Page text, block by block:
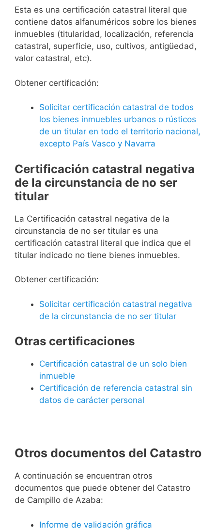
Esta es una certificación catastral literal que
contiene datos alfanuméricos sobre los bienes
inmuebles (titularidad, localización, referencia
catastral, superficie, uso, cultivos, antigüedad,
valor catastral, etc).
Obtener certificación:
Solicitar certificación catastral de todos
los bienes inmuebles urbanos o rústicos
de un titular en todo el territorio nacional,
excepto País Vasco y Navarra
Certificación catastral negativa
de la circunstancia de no ser
titular
La Certificación catastral negativa de la
circunstancia de no ser titular es una
certificación catastral literal que indica que el
titular indicado no tiene bienes inmuebles.
Obtener certificación:
Solicitar certificación catastral negativa
de la circunstancia de no ser titular
Otras certificaciones
Certificación catastral de un solo bien
inmueble
Certificación de referencia catastral sin
datos de carácter personal
Otros documentos del Catastro
A continuación se encuentran otros
documentos que puede obtener del Catastro
de Campillo de Azaba:
Informe de validación gráfica